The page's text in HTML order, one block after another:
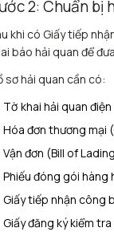
2: Chuẩn bị
khi có Giấy tiếp
báo hải quan để
sơ hải quan cần có:
Tờ khai hải quan
Hóa đơn thương mại
Vận đơn (Bill of
Phiếu đóng gói hàng
Giấy tiếp nhận công
Giấy đăng ký kiểm